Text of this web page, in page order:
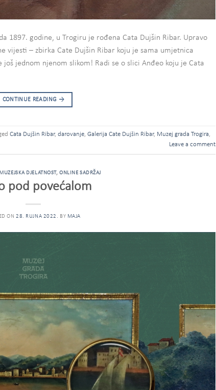
1897. godine, u Trogiru je rođena Cata Dujšin Ribar. Upravo
vijesti – zbirka Cate Dujšin Ribar koju je sama umjetnica
jednom njenom slikom! Radi se o slici Anđeo koju je Cata
CONTINUE READING →
Cata Dujšin Ribar, darovanje, Galerija Cate Dujšin Ribar, Muzej grada Trogira,
Leave a comment
MUZEJSKA DJELATNOST,ONLINE SADRŽAJ
pod povećalom
ON28. RUJNA 2022. BY MAJA